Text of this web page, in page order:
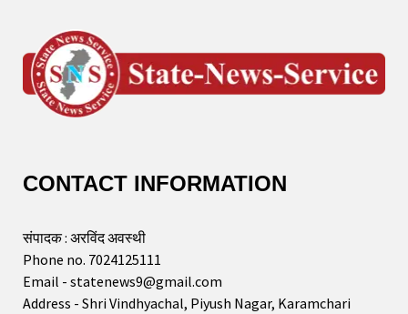
CONTACT INFORMATION
संपादक : अरविंद अवस्थी
Phone no. 7024125111
Email - statenews9@gmail.com
Address - Shri Vindhyachal, Piyush Nagar, Karamchari